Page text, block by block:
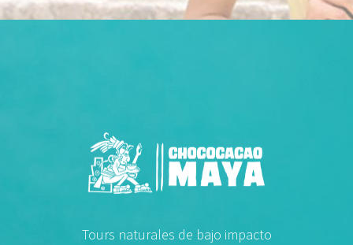
Tours naturales de bajo impacto